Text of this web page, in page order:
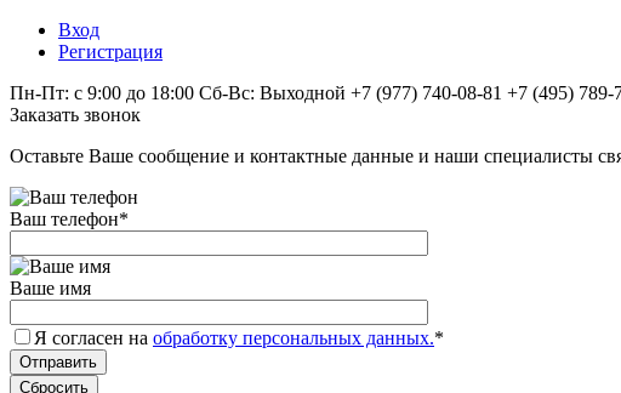
Вход
Регистрация
Пн-Пт: с 9:00 до 18:00 Сб-Вс: Выходной +7 (977) 740-08-81 +7 (495) 789-
Заказать звонок
Оставьте Ваше сообщение и контактные данные и наши специалисты
Ваш телефон*
Ваше имя
Я согласен на обработку персональных данных.*